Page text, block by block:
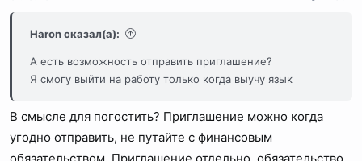
Haron сказал(а):
А есть возможность отправить приглашение?
Я смогу выйти на работу только когда выучу язык
В смысле для погостить? Приглашение можно когда
угодно отправить, не путайте с финансовым